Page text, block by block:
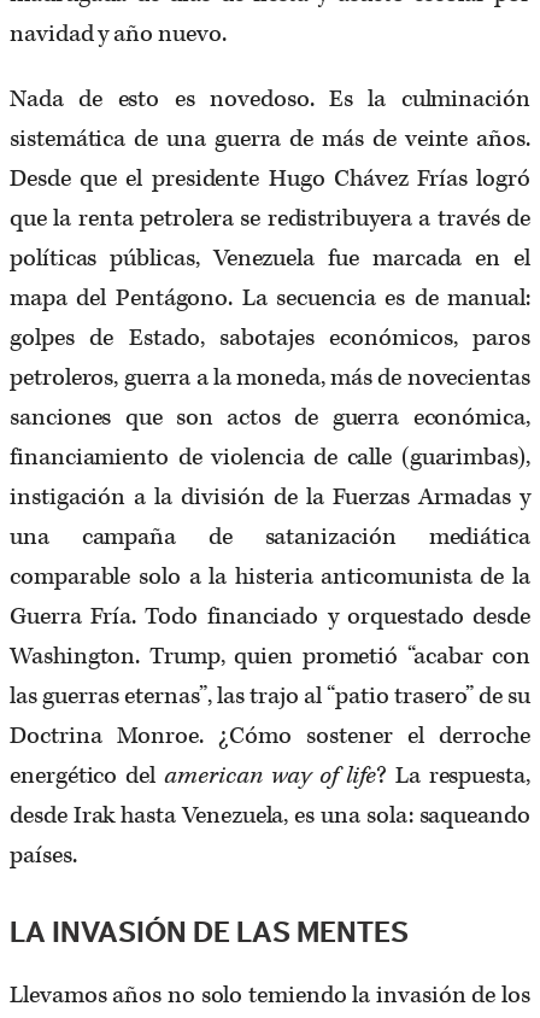
navidad y año nuevo.
Nada de esto es novedoso. Es la culminación
sistemática de una guerra de más de veinte años.
Desde que el presidente Hugo Chávez Frías logró
que la renta petrolera se redistribuyera a través de
políticas públicas, Venezuela fue marcada en el
mapa del Pentágono. La secuencia es de manual:
golpes de Estado, sabotajes económicos, paros
petroleros, guerra a la moneda, más de novecientas
sanciones que son actos de guerra económica,
financiamiento de violencia de calle (guarimbas),
instigación a la división de la Fuerzas Armadas y
una campaña de satanización mediática
comparable solo a la histeria anticomunista de la
Guerra Fría. Todo financiado y orquestado desde
Washington. Trump, quien prometió “acabar con
las guerras eternas”, las trajo al “patio trasero” de su
Doctrina Monroe. ¿Cómo sostener el derroche
energético delamerican way of life? La respuesta,
desde Irak hasta Venezuela, es una sola: saqueando
países.
LA INVASIÓN DE LAS MENTES
Llevamos años no solo temiendo la invasión de los